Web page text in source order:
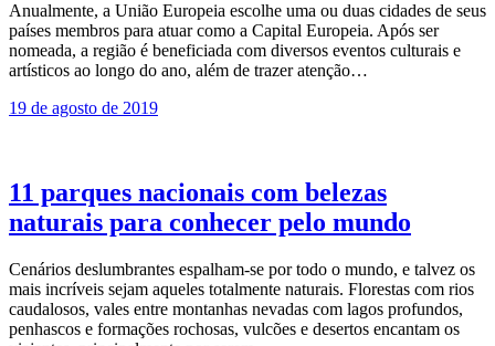
Anualmente, a União Europeia escolhe uma ou duas cidades de seus
países membros para atuar como a Capital Europeia. Após ser
nomeada, a região é beneficiada com diversos eventos culturais e
artísticos ao longo do ano, além de trazer atenção…
19 de agosto de 2019
11 parques nacionais com belezas
naturais para conhecer pelo mundo
Cenários deslumbrantes espalham-se por todo o mundo, e talvez os
mais incríveis sejam aqueles totalmente naturais. Florestas com rios
caudalosos, vales entre montanhas nevadas com lagos profundos,
penhascos e formações rochosas, vulcões e desertos encantam os